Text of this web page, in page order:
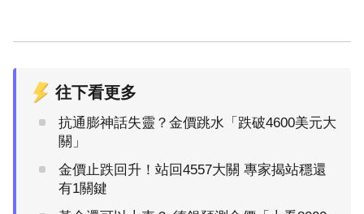
往下看更多
抗通膨神話失靈？金價跳水「跌破4600美元大
關」
金價止跌回升！站回4557大關 專家揭站穩還
有1關鍵